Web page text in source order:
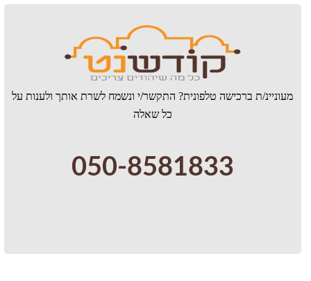
מעוניינ/ת ברכישה טלפונית? התקשר/י ונשמח לשרת אותך ולענות על
כל שאלה
050-8581833